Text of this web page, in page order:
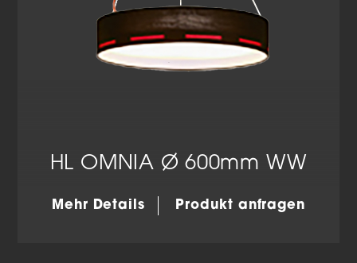
HL OMNIA Ø 600mm WW
Mehr Details Produkt anfragen